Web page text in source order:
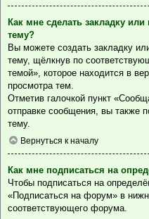
Как мне сделать закладку
тему?
Вы можете создать закладку
тему, щёлкнув по
темой», которое находится в
просмотра тем.
Отметив галочкой пункт
отправке сообщения, вы также
тему.
Вернуться к началу
Как мне подписаться на
Чтобы подписаться на
«Подписаться на форум» в
соответствующего форума.